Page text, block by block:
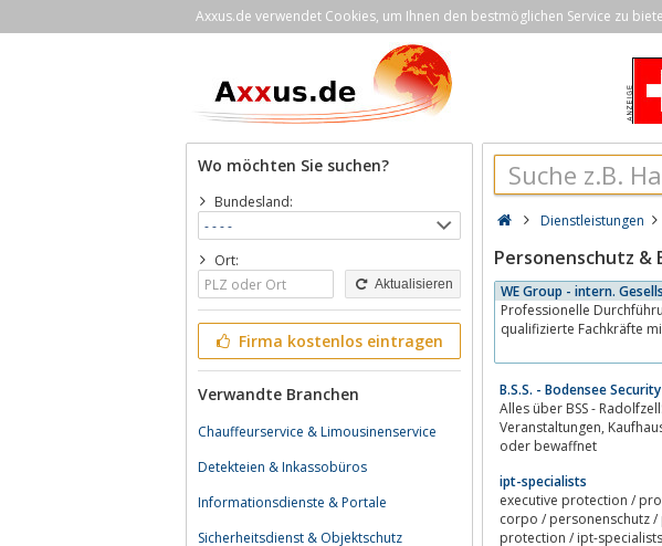
Axxus.de verwendet Cookies, um Ihnen den bestmöglichen Service zu
Wo möchten Sie suchen?
Bundesland:
Ort:
Aktualisieren
Firma kostenlos eintragen
Verwandte Branchen
Chauffeurservice & Limousinenservice
Detekteien & Inkassobüros
Informationsdienste & Portale
Sicherheitsdienst & Objektschutz
Dienstleistungen
Personenschutz &
WE Group - intern.
Professionelle Durchführung von Werk-
qualifizierte Fachkräfte
B.S.S. - Bodensee
Alles über BSS - RadolfzellSecurity, Sicherheit, Überwachung, Schutz, Veranstaltungen,
Veranstaltungen, Kaufhaus Security, Personenschutz, Begleitschutz, Streifendienst, Objektschutz, Werkschutz, unbewaffnet
oder bewaffnet
ipt-specialists
executive protection /
corpo / personenschutz
protection / ipt-